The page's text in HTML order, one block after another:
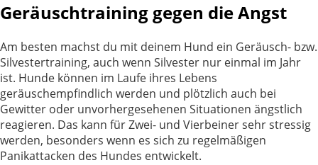
Geräuschtraining gegen die Angst
Am besten machst du mit deinem Hund ein Geräusch- bzw.
Silvestertraining, auch wenn Silvester nur einmal im Jahr
ist. Hunde können im Laufe ihres Lebens
geräuschempfindlich werden und plötzlich auch bei
Gewitter oder unvorhergesehenen Situationen ängstlich
reagieren. Das kann für Zwei- und Vierbeiner sehr stressig
werden, besonders wenn es sich zu regelmäßigen
Panikattacken des Hundes entwickelt.